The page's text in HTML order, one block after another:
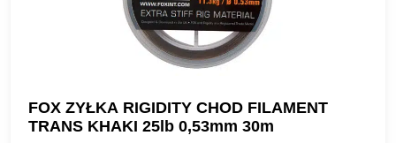
FOX ZYŁKA RIGIDITY CHOD FILAMENT
TRANS KHAKI 25lb 0,53mm 30m